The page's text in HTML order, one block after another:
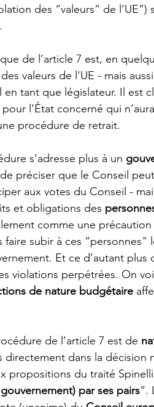
des “valeurs” de l’UE”)
de l’article 7 est, en
valeurs de l'UE - mais
tant que législateur. Il est
l’État concerné qui
procédure de retrait.
s’adresse plus à un
préciser que le Conseil
aux votes du Conseil -
et obligations des
comme une précaution
subir à ces “personnes"
Et ce d’autant plus
violations perpétrées. On
de nature budgétaire
de l’article 7 est de
directement dans la décision
propositions du traité Spinelli
par ses pairs”.